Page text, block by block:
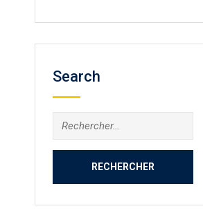
Search
Rechercher :